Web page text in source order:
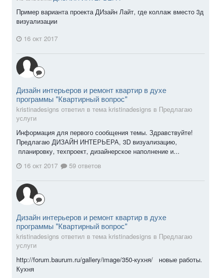
Пример варианта проекта ДИзайн Лайт, где коллаж вместо 3д
визуализации
16 окт 2017
Дизайн интерьеров и ремонт квартир в духе
программы "Квартирный вопрос"
kristinadesigns ответил в тема kristinadesigns в Предлагаю
услуги
Информация для первого сообщения темы. Здравствуйте!
Предлагаю ДИЗАЙН ИНТЕРЬЕРА, 3D визуализацию,
планировку, техпроект, дизайнерское наполнение и...
16 окт 2017
59 ответов
Дизайн интерьеров и ремонт квартир в духе
программы "Квартирный вопрос"
kristinadesigns ответил в тема kristinadesigns в Предлагаю
услуги
http://forum.baurum.ru/gallery/image/350-кухня/ новые работы.
Кухня